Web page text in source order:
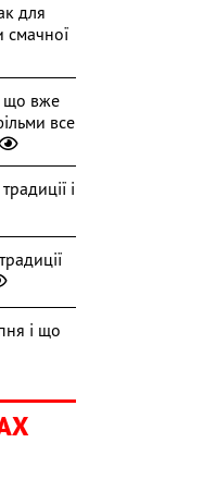
для
смачної
що вже
все
і
і що